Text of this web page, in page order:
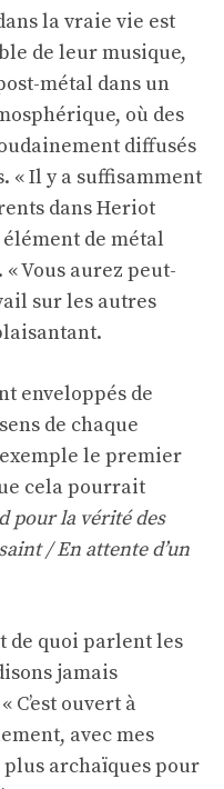
la vraie vie est
de leur musique,
métal dans un
où des
diffusés
« Il y a suffisamment
dans Heriot
de métal
Vous aurez peut-
sur les autres
enveloppés de
de chaque
le premier
cela pourrait
pour la vérité des
/ En attente d’un
de quoi parlent les
jamais
C’est ouvert à
avec mes
plus archaïques pour